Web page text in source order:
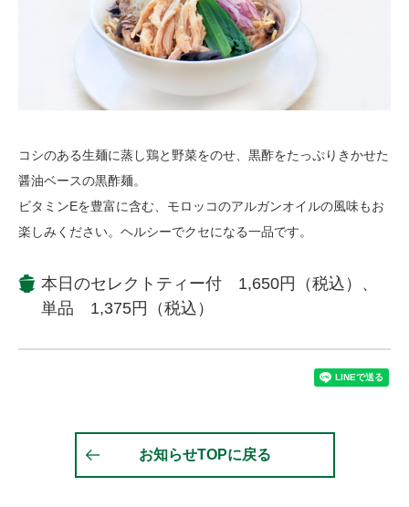
コシのある生麺に蒸し鶏と野菜をのせ、黒酢をたっぷりきかせた
醤油ベースの黒酢麺。
ビタミンEを豊富に含む、モロッコのアルガンオイルの風味もお
楽しみください。ヘルシーでクセになる一品です。
本日のセレクトティー付 1,650円（税込）、
単品 1,375円（税込）
お知らせTOPに戻る